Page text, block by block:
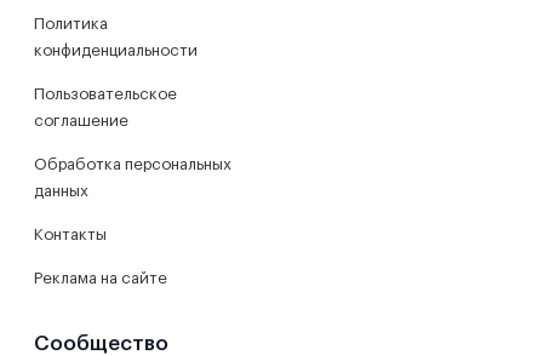
Политика
конфиденциальности
Пользовательское
соглашение
Обработка персональных
данных
Контакты
Реклама на сайте
Сообщество